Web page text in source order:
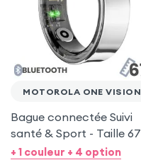
MOTOROLA ONE VISION
Bague connectée Suivi
santé & Sport - Taille 67
Argent
+ 1 couleur + 4 option